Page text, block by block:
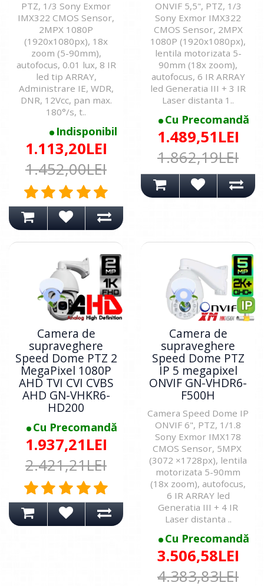
PTZ, 1/3 Sony Exmor
IMX322 CMOS Sensor,
2MPX 1080P
(1920x1080px), 18x
zoom (5-90mm),
autofocus, 0.01 lux, 8 IR
led tip ARRAY,
Administrare IE, WDR,
DNR, 12Vcc, pan max.
180°/s, t..
Indisponibil
1.113,20LEI
1.452,00LEI
ONVIF 5,5", PTZ, 1/3
Sony Exmor IMX322
CMOS Sensor, 2MPX
1080P (1920x1080px),
lentila motorizata 5-
90mm (18x zoom),
autofocus, 6 IR ARRAY
led Generatia III + 3 IR
Laser distanta 1..
Cu Precomandă
1.489,51LEI
1.862,19LEI
Camera de
supraveghere
Speed Dome PTZ 2
MegaPixel 1080P
AHD TVI CVI CVBS
AHD GN-VHKR6-
HD200
Cu Precomandă
1.937,21LEI
2.421,21LEI
Camera de
supraveghere
Speed Dome PTZ
IP 5 megapixel
ONVIF GN-VHDR6-
F500H
Camera Speed Dome IP
ONVIF 6", PTZ, 1/1.8
Sony Exmor IMX178
CMOS Sensor, 5MPX
(3072 ×1728px), lentila
motorizata 5-90mm
(18x zoom), autofocus,
6 IR ARRAY led
Generatia III + 4 IR
Laser distanta ..
Cu Precomandă
3.506,58LEI
4.383,83LEI